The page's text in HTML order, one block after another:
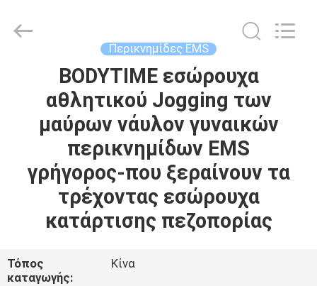
ΠΡΟΪΌΝΤΑ
ΠΕΡΊΠΟΥ
ΕΜΕΊΣ
ΓΎΡΟΣ
ΕΡΓΟΣΤΑΣΊΩΝ
Technology
Περικνημίδες EMS
BODYTIME εσώρουχα
αθλητικού Jogging των
μαύρων νάυλον γυναικών
περικνημίδων EMS
γρήγορος-που ξεραίνουν τα
τρέχοντας εσώρουχα
κατάρτισης πεζοπορίας
Τόπος
καταγωγής:
Κίνα